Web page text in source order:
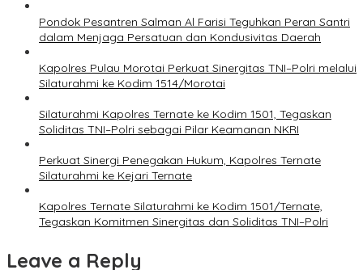
Pondok Pesantren Salman Al Farisi Teguhkan Peran Santri
dalam Menjaga Persatuan dan Kondusivitas Daerah
Kapolres Pulau Morotai Perkuat Sinergitas TNI–Polri melalui
Silaturahmi ke Kodim 1514/Morotai
Silaturahmi Kapolres Ternate ke Kodim 1501, Tegaskan
Soliditas TNI–Polri sebagai Pilar Keamanan NKRI
Perkuat Sinergi Penegakan Hukum, Kapolres Ternate
Silaturahmi ke Kejari Ternate
Kapolres Ternate Silaturahmi ke Kodim 1501/Ternate,
Tegaskan Komitmen Sinergitas dan Soliditas TNI–Polri
Leave a Reply